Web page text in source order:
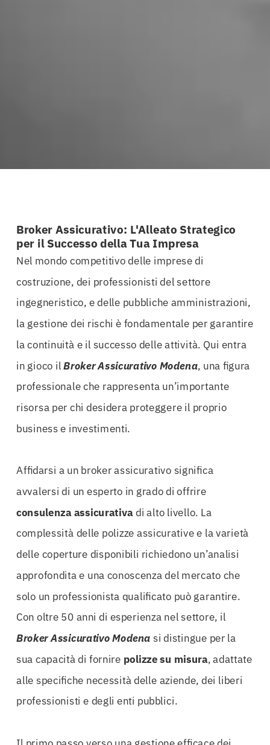
Broker Assicurativo: L'Alleato Strategico
per il Successo della Tua Impresa
Nel mondo competitivo delle imprese di
costruzione, dei professionisti del settore
ingegneristico, e delle pubbliche amministrazioni,
la gestione dei rischi è fondamentale per garantire
la continuità e il successo delle attività. Qui entra
in gioco ilBroker Assicurativo Modena, una figura
professionale che rappresenta un’importante
risorsa per chi desidera proteggere il proprio
business e investimenti.
Affidarsi a un broker assicurativo significa
avvalersi di un esperto in grado di offrire
consulenza assicurativadi alto livello. La
complessità delle polizze assicurative e la varietà
delle coperture disponibili richiedono un’analisi
approfondita e una conoscenza del mercato che
solo un professionista qualificato può garantire.
Con oltre 50 anni di esperienza nel settore, il
Broker Assicurativo Modena si distingue per la
sua capacità di fornire polizze su misura, adattate
alle specifiche necessità delle aziende, dei liberi
professionisti e degli enti pubblici.